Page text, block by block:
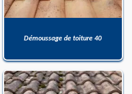
Démoussage de toiture 40